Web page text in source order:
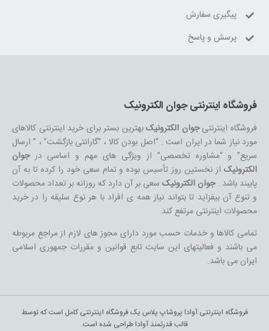
پیگیری سفارش
پرسش و پاسخ
فروشگاه اینترنتی جوان الکترونیک
فروشگاه اینترنتیجوان الکترونیکبهترین بستر برای خرید اینترنتی کالاهای
مورد نیاز شما در ایران است . “اصل بودن کالا ، “گارانتی بازگشت” ، ” ارسال
سریع” و “مشاوره تخصصی” از ویژگی های مهم و اساسی درجوان
الکترونیکاز نخستین روز تأسیس بوده و تمام سعی خود را کرده تا به آن
پایبند باشد .جوان الکترونیکسعی بر آن دارد که روزانه بر تعداد محصولات
و تنوع آن بیفزاید تا بتواند نیاز همه ی افراد با هر نوع سلیقه را در خرید
محصولات اینترنتی مرتفع کند.
تمامی کالاها و خدمات حسب مورد دارای مجوز های لازم از مراجع مربوطه
می باشند و فعالیتهای این سایت تابع قوانین و مقررات جمهوری اسلامی
ایران می باشد.
فروشگاه اینترنتی آوادا پروشاپ پلاس یک فروشگاه اینترنتی کامل است که توسط
قالب قدرتمند آوادا طراحی شده است.